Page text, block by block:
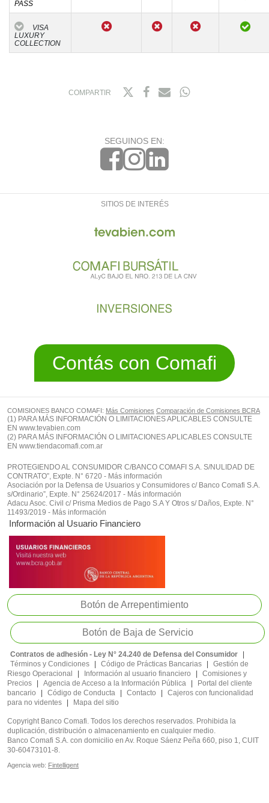
PASS
VISA
LUXURY
COLLECTION
COMPARTIR
SEGUINOS EN:
SITIOS DE INTERÉS
Contás con Comafi
COMISIONES BANCO COMAFI: Más Comisiones Comparación de Comisiones BCRA
(1) PARA MÁS INFORMACIÓN O LIMITACIONES APLICABLES CONSULTE
EN www.tevabien.com
(2) PARA MÁS INFORMACIÓN O LIMITACIONES APLICABLES CONSULTE
EN www.tiendacomafi.com.ar
PROTEGIENDO AL CONSUMIDOR C/BANCO COMAFI S.A. S/NULIDAD DE
CONTRATO”, Expte. N° 6720 - Más información
Asociación por la Defensa de Usuarios y Consumidores c/ Banco Comafi S.A.
s/Ordinario”, Expte. N° 25624/2017 - Más información
Adacu Asoc. Civil c/ Prisma Medios de Pago S.A Y Otros s/ Daños, Expte. N°
11493/2019 - Más información
Información al Usuario Financiero
Botón de Arrepentimiento
Botón de Baja de Servicio
Contratos de adhesión - Ley N° 24.240 de Defensa del Consumidor
|
Términos y Condiciones
| Código de Prácticas Bancarias |
Gestión de
Riesgo Operacional
| Información al usuario financiero |
Comisiones y
Precios
| Agencia de Acceso a la Información Pública |
Portal del cliente
bancario
| Código de Conducta | Contacto |
Cajeros con funcionalidad
para no videntes
| Mapa del sitio
Copyright Banco Comafi. Todos los derechos reservados. Prohibida la
duplicación, distribución o almacenamiento en cualquier medio.
Banco Comafi S.A. con domicilio en Av. Roque Sáenz Peña 660, piso 1, CUIT
30-60473101-8.
Agencia web: Fintelligent